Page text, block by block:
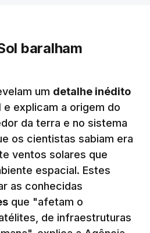
os mares Negro e de Azov.
noite superou os
drones a 17 de maio, 555
nem feridos em
massivo contra Yaroslavl.
em vários edifícios as
vários automóveis foram
vítimas receberão
ao referir que "em outros
destroços de drones" .
baralham
um detalhe inédito
e explicam a origem do
da terra e no sistema
os cientistas sabiam era
ventos solares que
espacial. Estes
as conhecidas
que "afetam o
de infraestruturas